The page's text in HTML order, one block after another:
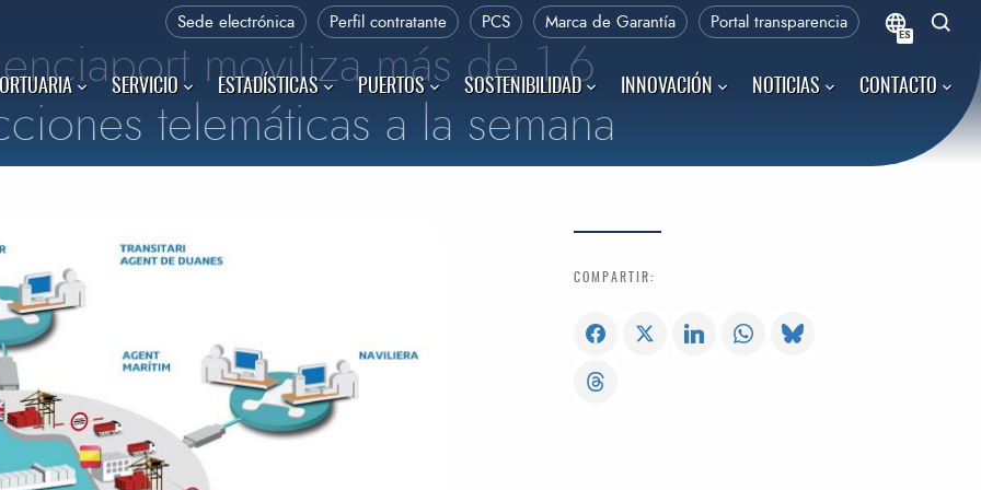
Sede electrónica Perfil contratante PCS Marca de Garantía Portal transparencia
ES
SERVICIO ESTADÍSTICAS PUERTOS SOSTENIBILIDAD INNOVACIÓN NOTICIAS CONTACTO
moviliza más de 1,6
telemáticas a la semana
COMPARTIR: